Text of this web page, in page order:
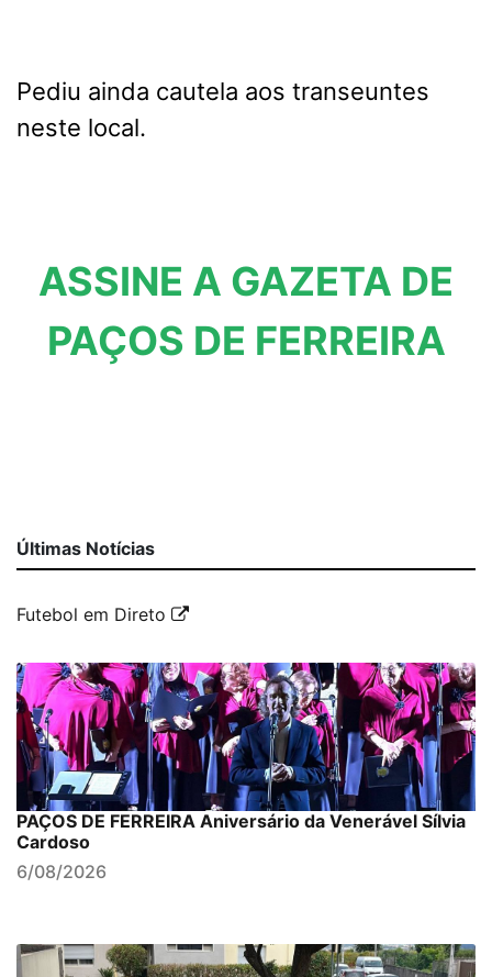
Pediu ainda cautela aos transeuntes
neste local.
ASSINE A GAZETA DE
PAÇOS DE FERREIRA
Últimas Notícias
Futebol em Direto
PAÇOS DE FERREIRA Aniversário da Venerável Sílvia
Cardoso
6/08/2026